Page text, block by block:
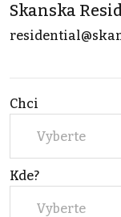
Skanska
Chci
Vyberte
Kde?
Vyberte